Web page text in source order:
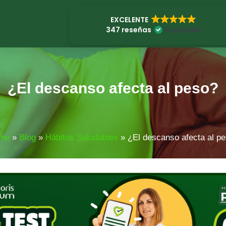
EXCELENTE
347 reseñas
¿El descanso afecta al peso?
» Blog» Hábitos Saludables » ¿El descanso afecta al